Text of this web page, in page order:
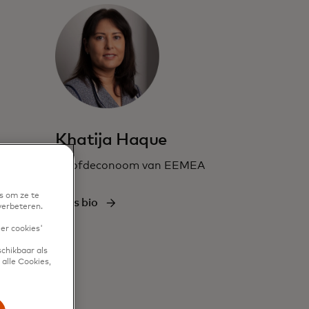
Khatija Haque
Hoofdeconoom van EEMEA
Lees bio
om ze te
cookies'
als
Cookies,